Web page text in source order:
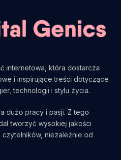
internetowa, która dostarcza
i inspirujące treści dotyczące
technologii i stylu życia.
dużo pracy i pasji. Z tego
tworzyć wysokiej jakości
niezależnie od